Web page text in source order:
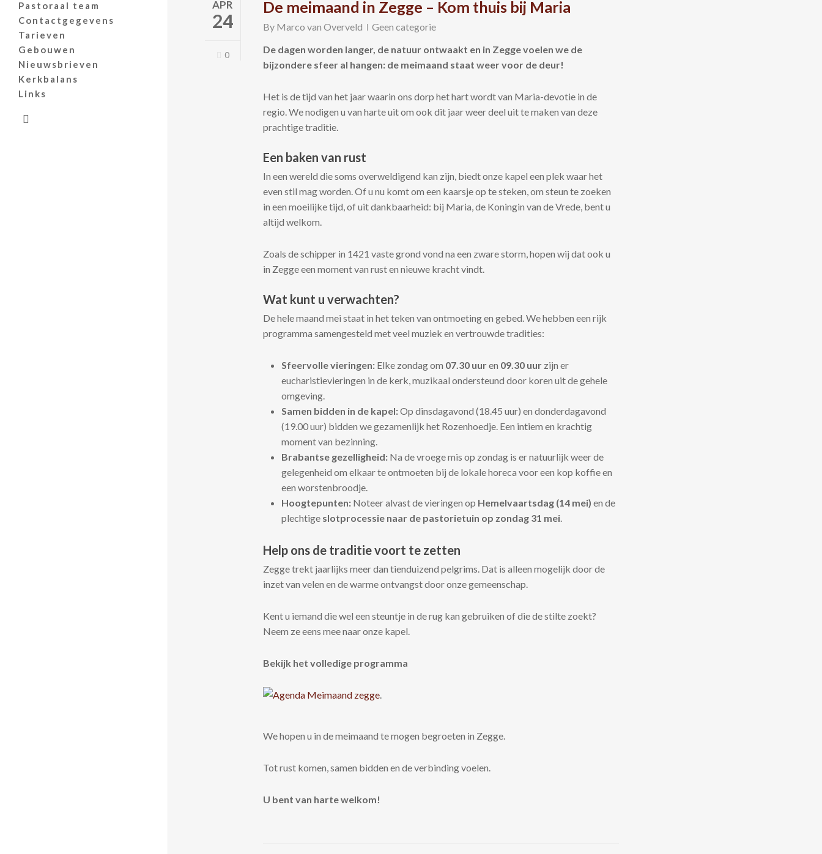
Pastoraal team
Contactgegevens
Tarieven
Gebouwen
Nieuwsbrieven
Kerkbalans
Links
APR
24
0
De meimaand in Zegge – Kom thuis bij Maria
By Marco van Overveld
Geen categorie
De dagen worden langer, de natuur ontwaakt en in Zegge voelen we de
bijzondere sfeer al hangen: de meimaand staat weer voor de deur!
Het is de tijd van het jaar waarin ons dorp het hart wordt van Maria-devotie in de
regio. We nodigen u van harte uit om ook dit jaar weer deel uit te maken van deze
prachtige traditie.
Een baken van rust
In een wereld die soms overweldigend kan zijn, biedt onze kapel een plek waar het
even stil mag worden. Of u nu komt om een kaarsje op te steken, om steun te zoeken
in een moeilijke tijd, of uit dankbaarheid: bij Maria, de Koningin van de Vrede, bent u
altijd welkom.
Zoals de schipper in 1421 vaste grond vond na een zware storm, hopen wij dat ook u
in Zegge een moment van rust en nieuwe kracht vindt.
Wat kunt u verwachten?
De hele maand mei staat in het teken van ontmoeting en gebed. We hebben een rijk
programma samengesteld met veel muziek en vertrouwde tradities:
Sfeervolle vieringen: Elke zondag om 07.30 uuren 09.30 uur zijn er
eucharistievieringen in de kerk, muzikaal ondersteund door koren uit de gehele
omgeving.
Samen bidden in de kapel:Op dinsdagavond (18.45 uur) en donderdagavond
(19.00 uur) bidden we gezamenlijk het Rozenhoedje. Een intiem en krachtig
moment van bezinning.
Brabantse gezelligheid: Na de vroege mis op zondag is er natuurlijk weer de
gelegenheid om elkaar te ontmoeten bij de lokale horeca voor een kop koffie en
een worstenbroodje.
Hoogtepunten: Noteer alvast de vieringen op Hemelvaartsdag (14 mei) en de
plechtige slotprocessie naar de pastorietuin op zondag 31 mei.
Help ons de traditie voort te zetten
Zegge trekt jaarlijks meer dan tienduizend pelgrims. Dat is alleen mogelijk door de
inzet van velen en de warme ontvangst door onze gemeenschap.
Kent u iemand die wel een steuntje in de rug kan gebruiken of die de stilte zoekt?
Neem ze eens mee naar onze kapel.
Bekijk het volledige programma
.
We hopen u in de meimaand te mogen begroeten in Zegge.
Tot rust komen, samen bidden en de verbinding voelen.
U bent van harte welkom!